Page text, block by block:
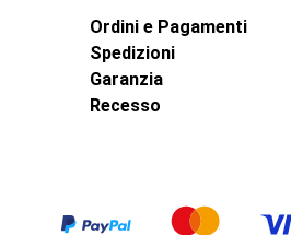
Ordini e Pagamenti
Spedizioni
Garanzia
Recesso